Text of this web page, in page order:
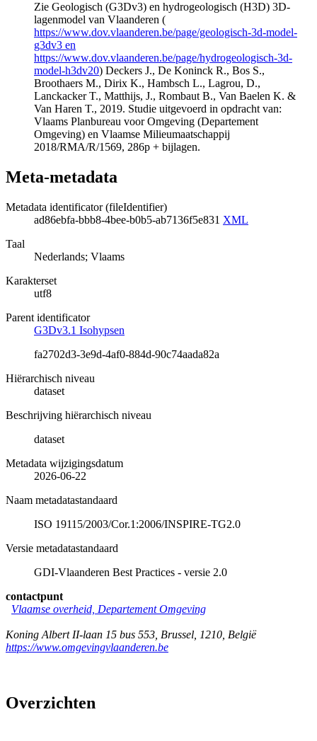
Zie Geologisch (G3Dv3) en hydrogeologisch (H3D) 3D-
lagenmodel van Vlaanderen (
https://www.dov.vlaanderen.be/page/geologisch-3d-model-
g3dv3 en
https://www.dov.vlaanderen.be/page/hydrogeologisch-3d-
model-h3dv20) Deckers J., De Koninck R., Bos S.,
Broothaers M., Dirix K., Hambsch L., Lagrou, D.,
Lanckacker T., Matthijs, J., Rombaut B., Van Baelen K. &
Van Haren T., 2019. Studie uitgevoerd in opdracht van:
Vlaams Planbureau voor Omgeving (Departement
Omgeving) en Vlaamse Milieumaatschappij
2018/RMA/R/1569, 286p + bijlagen.
Meta-metadata
Metadata identificator (fileIdentifier)
ad86ebfa-bbb8-4bee-b0b5-ab7136f5e831 XML
Taal
Nederlands; Vlaams
Karakterset
utf8
Parent identificator
G3Dv3.1 Isohypsen
fa2702d3-3e9d-4af0-884d-90c74aada82a
Hiërarchisch niveau
dataset
Beschrijving hiërarchisch niveau
dataset
Metadata wijzigingsdatum
2026-06-22
Naam metadatastandaard
ISO 19115/2003/Cor.1:2006/INSPIRE-TG2.0
Versie metadatastandaard
GDI-Vlaanderen Best Practices - versie 2.0
contactpunt
Vlaamse overheid, Departement Omgeving
Koning Albert II-laan 15 bus 553 Brussel 1210 België
https://www.omgevingvlaanderen.be
Overzichten